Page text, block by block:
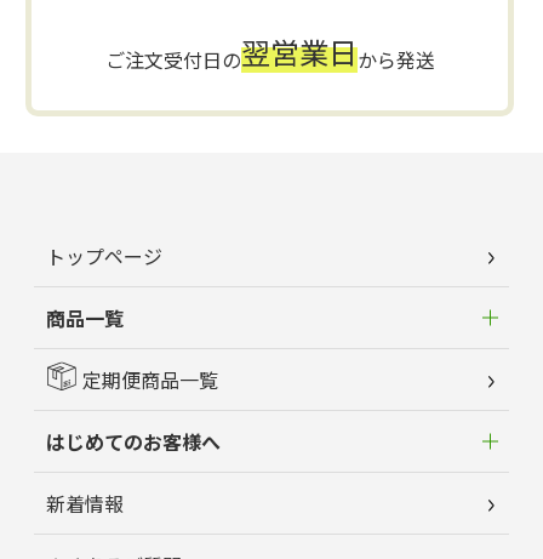
ご注文受付日の翌営業日から発送
トップページ
商品一覧
定期便商品一覧
はじめてのお客様へ
新着情報